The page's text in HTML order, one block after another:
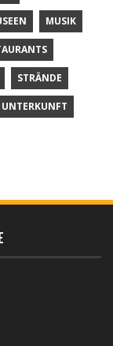
MUSIK
STRÄNDE
UNTERKUNFT